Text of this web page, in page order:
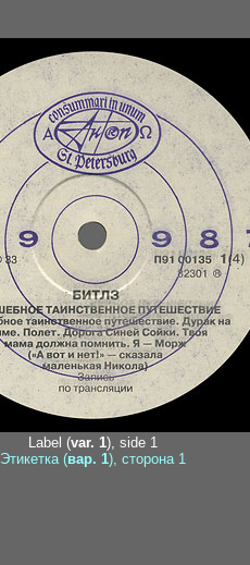
Label (var. 1), side 1
Этикетка (вар. 1), сторона 1